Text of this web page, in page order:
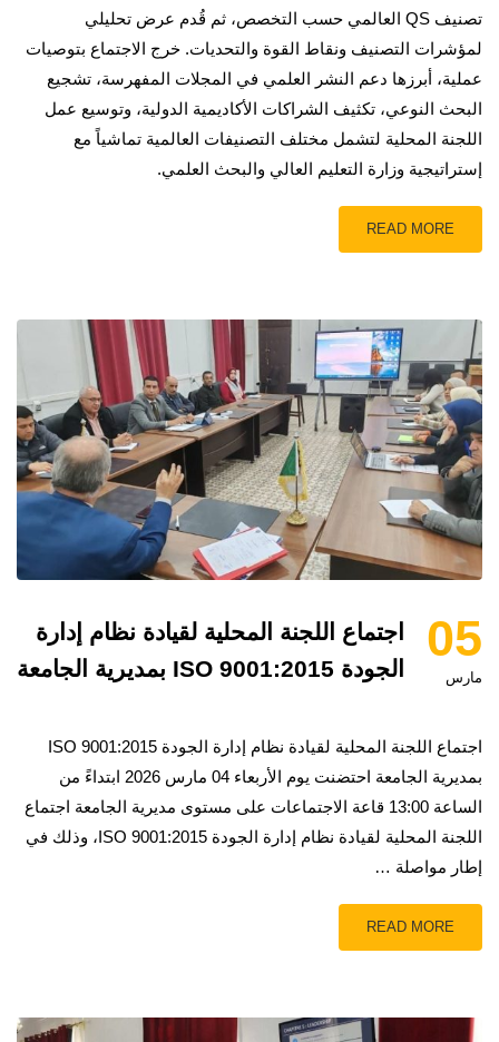
تصنيف QS العالمي حسب التخصص، ثم قُدم عرض تحليلي
لمؤشرات التصنيف ونقاط القوة والتحديات. خرج الاجتماع بتوصيات
عملية، أبرزها دعم النشر العلمي في المجلات المفهرسة، تشجيع
البحث النوعي، تكثيف الشراكات الأكاديمية الدولية، وتوسيع عمل
اللجنة المحلية لتشمل مختلف التصنيفات العالمية تماشياً مع
إستراتيجية وزارة التعليم العالي والبحث العلمي.
READ MORE
05
مارس
اجتماع اللجنة المحلية لقيادة نظام إدارة
الجودة ISO 9001:2015 بمديرية الجامعة
اجتماع اللجنة المحلية لقيادة نظام إدارة الجودة ISO 9001:2015
بمديرية الجامعة احتضنت يوم الأربعاء 04 مارس 2026 ابتداءً من
الساعة 13:00 قاعة الاجتماعات على مستوى مديرية الجامعة اجتماع
اللجنة المحلية لقيادة نظام إدارة الجودة ISO 9001:2015، وذلك في
إطار مواصلة …
READ MORE